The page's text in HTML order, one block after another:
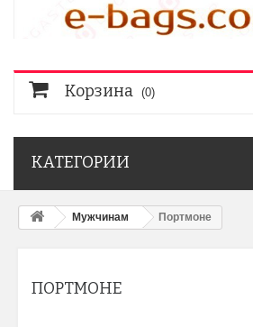
Корзина (0)
КАТЕГОРИИ
Мужчинам Портмоне
ПОРТМОНЕ